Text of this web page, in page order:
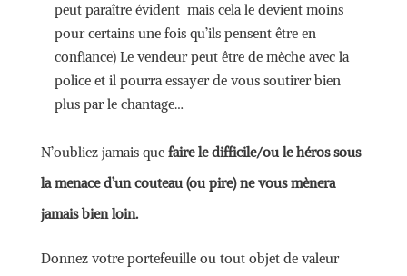
peut paraître évident mais cela le devient moins
pour certains une fois qu’ils pensent être en
confiance) Le vendeur peut être de mèche avec la
police et il pourra essayer de vous soutirer bien
plus par le chantage…
N’oubliez jamais quefaire le difficile/ou le héros sous
la menace d’un couteau (ou pire) ne vous mènera
jamais bien loin.
Donnez votre portefeuille ou tout objet de valeur